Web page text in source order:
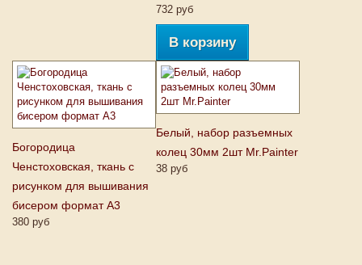
732 руб
В корзину
Богородица
Ченстоховская, ткань с
рисунком для вышивания
бисером формат А3
380 руб
Белый, набор разъемных
колец 30мм 2шт Mr.Painter
38 руб